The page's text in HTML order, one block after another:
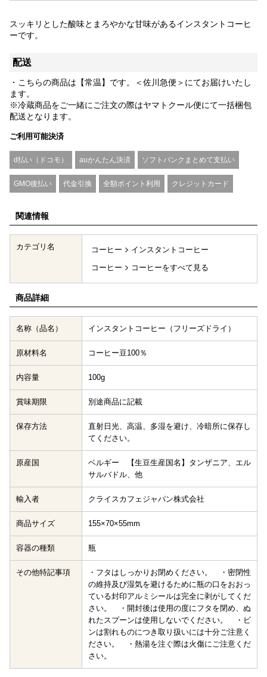
スッキリとした酸味とまろやかな甘味があるインスタントコーヒ
ーです。
配送
・こちらの商品は【常温】です。＜佐川急便＞にてお届けいたし
ます。
※冷蔵商品をご一緒にご注文の際はヤマトクール便にて一括梱包
配送となります。
ご利用可能決済
d払い（ドコモ） auかんたん決済 ソフトバンクまとめて支払い
GMO後払い 代金引換 全額ポイント利用 クレジットカード
関連情報
カテゴリ名 コーヒー
インスタントコーヒー
コーヒー
コーヒーをすべて見る
商品詳細
名称（品名） インスタントコーヒー（フリーズドライ）
原材料名 コーヒー豆100％
内容量 100g
賞味期限 別途商品に記載
保存方法
直射日光、高温、多湿を避け、冷暗所に保存し
てください。
原産国
ベルギー 【生豆生産国名】タンザニア、エル
サルバドル、他
輸入者 クライスカフェジャパン株式会社
商品サイズ 155×70×55mm
容器の種類 瓶
その他特記事項
・フタはしっかりお閉めください。 ・密閉性
の維持及び湿気を避けるために瓶の口をおおっ
ている封印アルミシールは完全に剥がしてくだ
さい。 ・開封後は使用の度にフタを閉め、ぬ
れたスプーンは使用しないでください。 ・ビ
ンは割れものにつき取り扱いには十分ご注意く
ださい。 ・熱湯を注ぐ際は火傷にご注意くだ
さい。